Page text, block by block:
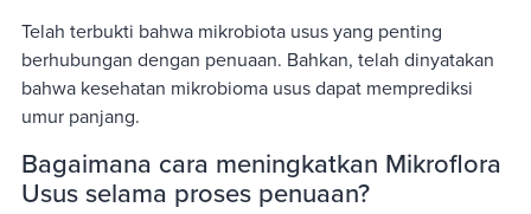
Telah terbukti bahwa mikrobiota usus yang penting
berhubungan dengan penuaan. Bahkan, telah dinyatakan
bahwa kesehatan mikrobioma usus dapat memprediksi
umur panjang.
Bagaimana cara meningkatkan Mikroflora
Usus selama proses penuaan?